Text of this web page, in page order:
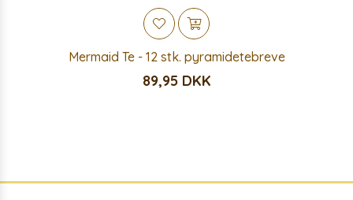
Mermaid Te - 12 stk. pyramidetebreve
89,95 DKK